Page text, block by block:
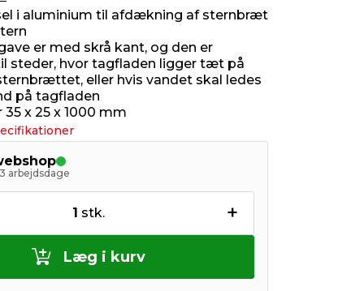
i aluminium til afdækning af sternbræt
er med skrå kant, og den er
steder, hvor tagfladen ligger tæt på
eller hvis vandet skal ledes
på tagfladen
35 x 25 x 1000 mm
arbejdsdage
1 stk. +
Læg i kurv